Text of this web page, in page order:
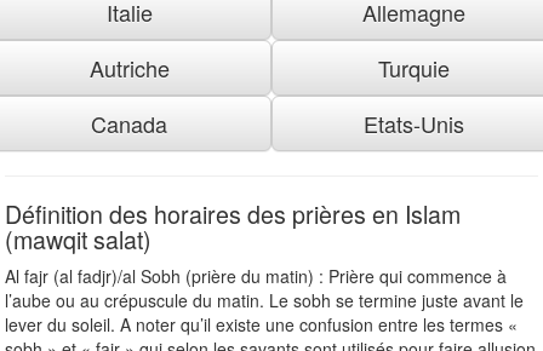
Italie
Allemagne
Autriche
Turquie
Canada
Etats-Unis
Définition des horaires des prières en Islam
(mawqit salat)
Al fajr (al fadjr)/al Sobh (prière du matin) : Prière qui commence à
l’aube ou au crépuscule du matin. Le sobh se termine juste avant le
lever du soleil. A noter qu’il existe une confusion entre les termes «